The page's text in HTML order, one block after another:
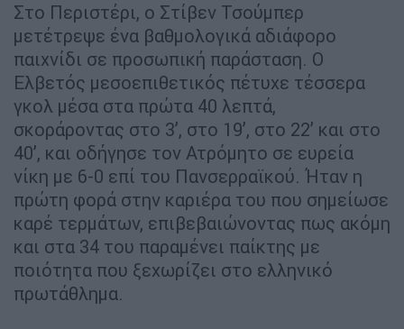
Στο Περιστέρι, ο Στίβεν Τσούμπερ
μετέτρεψε ένα βαθμολογικά αδιάφορο
παιχνίδι σε προσωπική παράσταση. Ο
Ελβετός μεσοεπιθετικός πέτυχε τέσσερα
γκολ μέσα στα πρώτα 40 λεπτά,
σκοράροντας στο 3’, στο 19’, στο 22’ και στο
40’, και οδήγησε τον Ατρόμητο σε ευρεία
νίκη με 6-0 επί του Πανσερραϊκού. Ήταν η
πρώτη φορά στην καριέρα του που σημείωσε
καρέ τερμάτων, επιβεβαιώνοντας πως ακόμη
και στα 34 του παραμένει παίκτης με
ποιότητα που ξεχωρίζει στο ελληνικό
πρωτάθλημα.